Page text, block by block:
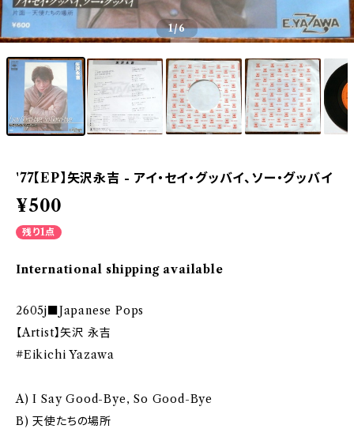
1/6
'77【EP】矢沢永吉 - アイ・セイ・グッバイ、ソー・グッバイ
¥500
残り1点
International shipping available
2605j■Japanese Pops
【Artist】矢沢 永吉
#Eikichi Yazawa
A) I Say Good-Bye, So Good-Bye
B) 天使たちの場所